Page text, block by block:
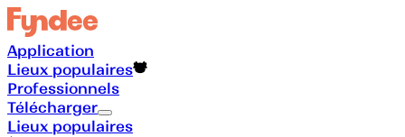
Application
Lieux populaires
Professionnels
Télécharger
Lieux populaires